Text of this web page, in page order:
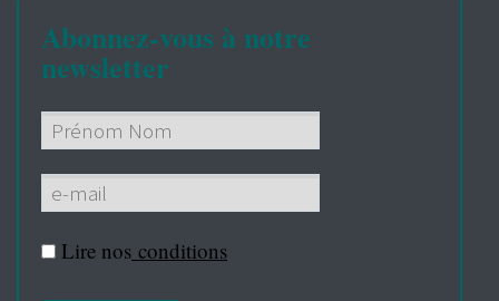
Abonnez-vous à notre
newsletter
Lire nos conditions